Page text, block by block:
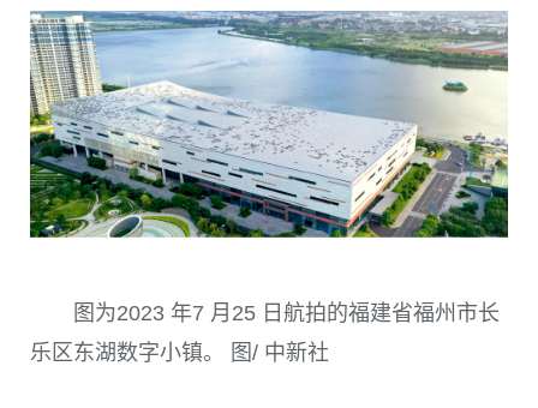
图为2023 年7 月25 日航拍的福建省福州市长
乐区东湖数字小镇。 图/ 中新社